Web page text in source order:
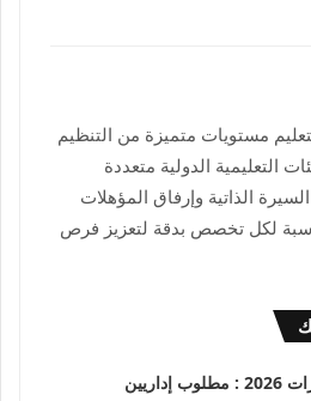
مستويات متميزة من التنظيم
التعليمية الدولية متعددة
الذاتية وإرفاق المؤهلات
لكل تخصص بدقة لتعزيز فرص
وظائف مدارس دبي الإمارات 2026 : مطلوب إداريين